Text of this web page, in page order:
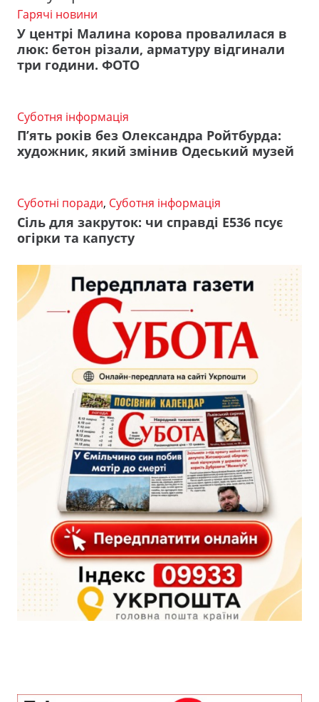
Гарячі новини
У центрі Малина корова провалилася в
люк: бетон різали, арматуру відгинали
три години. ФОТО
Суботня інформація
П’ять років без Олександра Ройтбурда:
художник, який змінив Одеський музей
Суботні поради, Суботня інформація
Сіль для закруток: чи справді Е536 псує
огірки та капусту